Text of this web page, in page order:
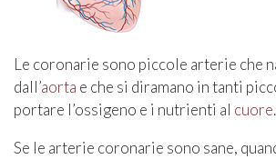
Le coronarie sono piccole arterie che
dall’aorta e che si diramano in tanti
portare l’ossigeno e i nutrienti al cuore.
Se le arterie coronarie sono sane,